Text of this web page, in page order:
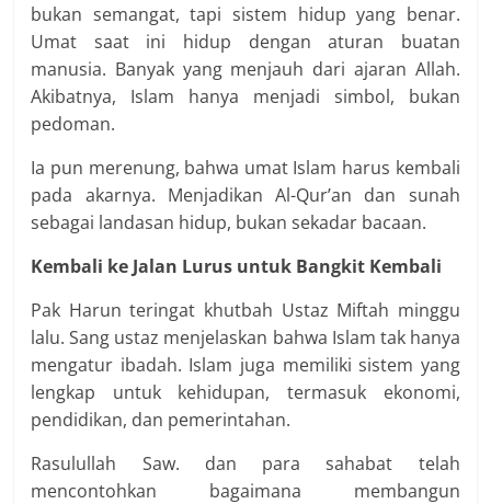
bukan semangat, tapi sistem hidup yang benar.
Umat saat ini hidup dengan aturan buatan
manusia. Banyak yang menjauh dari ajaran Allah.
Akibatnya, Islam hanya menjadi simbol, bukan
pedoman.
Ia pun merenung, bahwa umat Islam harus kembali
pada akarnya. Menjadikan Al-Qur’an dan sunah
sebagai landasan hidup, bukan sekadar bacaan.
Kembali ke Jalan Lurus untuk Bangkit Kembali
Pak Harun teringat khutbah Ustaz Miftah minggu
lalu. Sang ustaz menjelaskan bahwa Islam tak hanya
mengatur ibadah. Islam juga memiliki sistem yang
lengkap untuk kehidupan, termasuk ekonomi,
pendidikan, dan pemerintahan.
Rasulullah Saw. dan para sahabat telah
mencontohkan bagaimana membangun